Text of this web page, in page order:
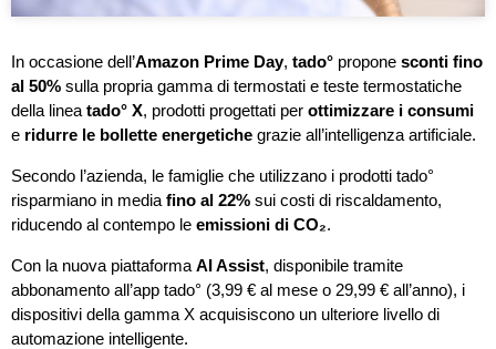
In occasione dell’Amazon Prime Day, tado° propone sconti fino
al 50% sulla propria gamma di termostati e teste termostatiche
della linea tado° X, prodotti progettati per ottimizzare i consumi
e ridurre le bollette energetiche grazie all’intelligenza artificiale.
Secondo l’azienda, le famiglie che utilizzano i prodotti tado°
risparmiano in media fino al 22% sui costi di riscaldamento,
riducendo al contempo le emissioni di CO₂.
Con la nuova piattaforma AI Assist, disponibile tramite
abbonamento all’app tado° (3,99 € al mese o 29,99 € all’anno), i
dispositivi della gamma X acquisiscono un ulteriore livello di
automazione intelligente.